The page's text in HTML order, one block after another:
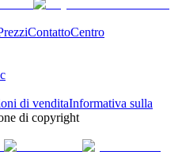
ContattoCentro
di venditaInformativa sulla
di copyright